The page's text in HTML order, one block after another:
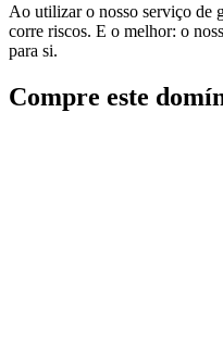
Ao utilizar o nosso serviço de
corre riscos. E o melhor: o
para si.
Compre este